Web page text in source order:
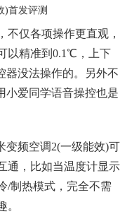
不仅各项操作更直观，
以精准到0.1℃，上下
器没法操作的。另外不
小爱同学语音操控也是
变频空调2(一级能效)可
通，比如当温度计显示
/制热模式，完全不需
。